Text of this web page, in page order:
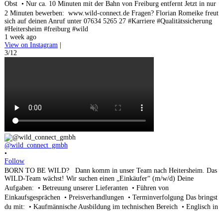
Obst • Nur ca. 10 Minuten mit der Bahn von Freiburg entfernt Jetzt in nur
2 Minuten bewerben: www.wild-connect.de Fragen? Florian Romeike freut
sich auf deinen Anruf unter 07634 5265 27 #Karriere #Qualitätssicherung
#Heitersheim #freiburg #wild
1 week ago
View on Instagram |
3/12
@wild_connect_gmbh
•
Follow
BORN TO BE WILD? Dann komm in unser Team nach Heitersheim. Das
WILD-Team wächst! Wir suchen einen „Einkäufer“ (m/w/d) Deine
Aufgaben: • Betreuung unserer Lieferanten • Führen von
Einkaufsgesprächen • Preisverhandlungen • Terminverfolgung Das bringst
du mit: • Kaufmännische Ausbildung im technischen Bereich • Englisch in